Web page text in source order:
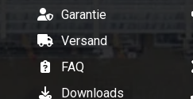
Garantie
Versand
FAQ
Downloads